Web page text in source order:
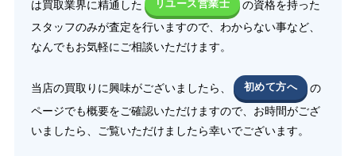
は買取業界に精通した
リユース営業士
の資格を持った
スタッフのみが査定を行いますので、わからない事など、
なんでもお気軽にご相談いただけます。
当店の買取りに興味がございましたら、 初めて方へ
の
ページでも概要をご確認いただけますので、お時間がござ
いましたら、ご覧いただけましたら幸いでございます。